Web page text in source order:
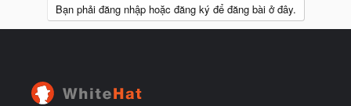
Bạn phải đăng nhập hoặc đăng ký để đăng bài ở đây.